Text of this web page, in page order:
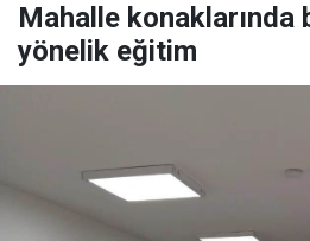
Mahalle konaklarında
yönelik eğitim